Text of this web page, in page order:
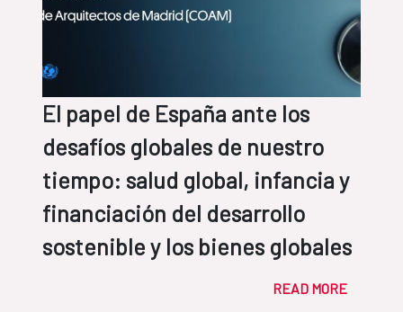
El papel de España ante los
desafíos globales de nuestro
tiempo: salud global, infancia y
financiación del desarrollo
sostenible y los bienes globales
READ MORE